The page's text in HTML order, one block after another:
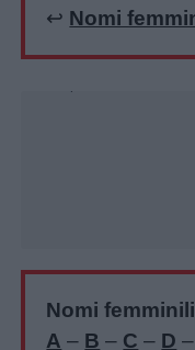
↩️ Nomi
Nomi
A – B – C – D –